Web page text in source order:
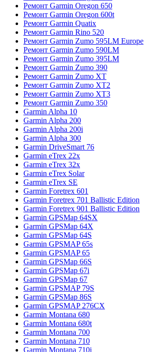
Ремонт Garmin Oregon 650
Ремонт Garmin Oregon 600t
Ремонт Garmin Quatix
Ремонт Garmin Rino 520
Ремонт Garmin Zumo 595LM Europe
Ремонт Garmin Zumo 590LM
Ремонт Garmin Zumo 395LM
Ремонт Garmin Zumo 390
Ремонт Garmin Zumo XT
Ремонт Garmin Zumo XT2
Ремонт Garmin Zumo XT3
Ремонт Garmin Zumo 350
Garmin Alpha 10
Garmin Alpha 200
Garmin Alpha 200i
Garmin Alpha 300
Garmin DriveSmart 76
Garmin eTrex 22x
Garmin eTrex 32x
Garmin eTrex Solar
Garmin eTrex SE
Garmin Foretrex 601
Garmin Foretrex 701 Ballistic Edition
Garmin Foretrex 901 Ballistic Edition
Garmin GPSMap 64SX
Garmin GPSMap 64X
Garmin GPSMap 64S
Garmin GPSMAP 65s
Garmin GPSMAP 65
Garmin GPSMap 66S
Garmin GPSMap 67i
Garmin GPSMap 67
Garmin GPSMAP 79S
Garmin GPSMap 86S
Garmin GPSMAP 276CX
Garmin Montana 680
Garmin Montana 680t
Garmin Montana 700
Garmin Montana 710
Garmin Montana 710i